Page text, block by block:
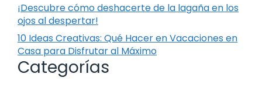
¡Descubre cómo deshacerte de la lagaña en los
ojos al despertar!
10 Ideas Creativas: Qué Hacer en Vacaciones en
Casa para Disfrutar al Máximo
Categorías